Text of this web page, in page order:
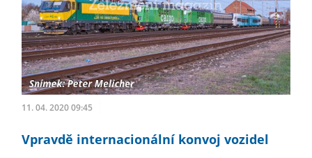
11. 04. 2020 09:45
Vpravdě internacionální konvoj vozidel